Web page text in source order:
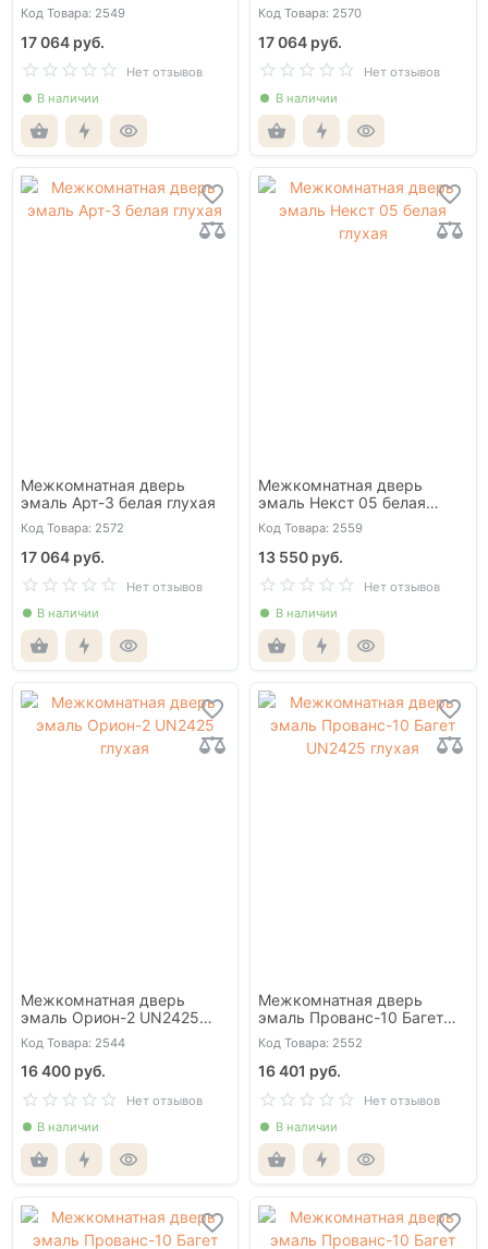
Код Товара: 2549
17 064 руб.
Нет отзывов
В наличии
Код Товара: 2570
17 064 руб.
Нет отзывов
В наличии
Межкомнатная дверь
эмаль Арт-3 белая глухая
Код Товара: 2572
17 064 руб.
Нет отзывов
В наличии
Межкомнатная дверь
эмаль Некст 05 белая
глухая
Код Товара: 2559
13 550 руб.
Нет отзывов
В наличии
Межкомнатная дверь
эмаль Орион-2 UN2425
глухая
Код Товара: 2544
16 400 руб.
Нет отзывов
В наличии
Межкомнатная дверь
эмаль Прованс-10 Багет
UN2425 глухая
Код Товара: 2552
16 401 руб.
Нет отзывов
В наличии